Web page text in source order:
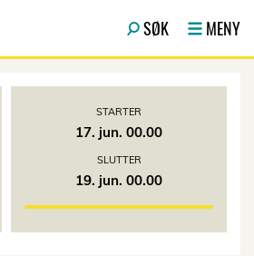
SØK MENY
STARTER
17. jun. 00.00
SLUTTER
19. jun. 00.00